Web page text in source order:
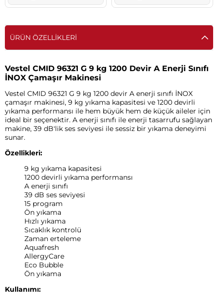
ÜRÜN ÖZELLIKLERI
Vestel CMID 96321 G 9 kg 1200 Devir A Enerji Sınıfı
İNOX Çamaşır Makinesi
Vestel CMID 96321 G 9 kg 1200 devir A enerji sınıfı İNOX
çamaşır makinesi, 9 kg yıkama kapasitesi ve 1200 devirli
yıkama performansı ile hem büyük hem de küçük aileler için
ideal bir seçenektir. A enerji sınıfı ile enerji tasarrufu sağlayan
makine, 39 dB'lik ses seviyesi ile sessiz bir yıkama deneyimi
sunar.
Özellikleri:
9 kg yıkama kapasitesi
1200 devirli yıkama performansı
A enerji sınıfı
39 dB ses seviyesi
15 program
Ön yıkama
Hızlı yıkama
Sıcaklık kontrolü
Zaman erteleme
Aquafresh
AllergyCare
Eco Bubble
Ön yıkama
Kullanımı: